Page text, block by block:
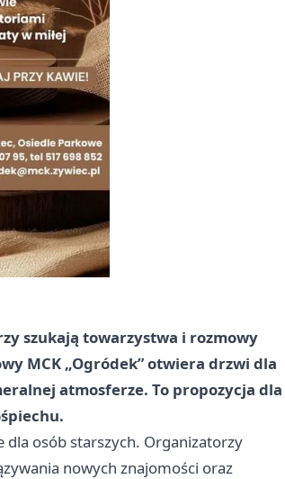
szukają towarzystwa i rozmowy
MCK „Ogródek” otwiera drzwi dla
atmosferze. To propozycja dla
dla osób starszych. Organizatorzy
nowych znajomości oraz